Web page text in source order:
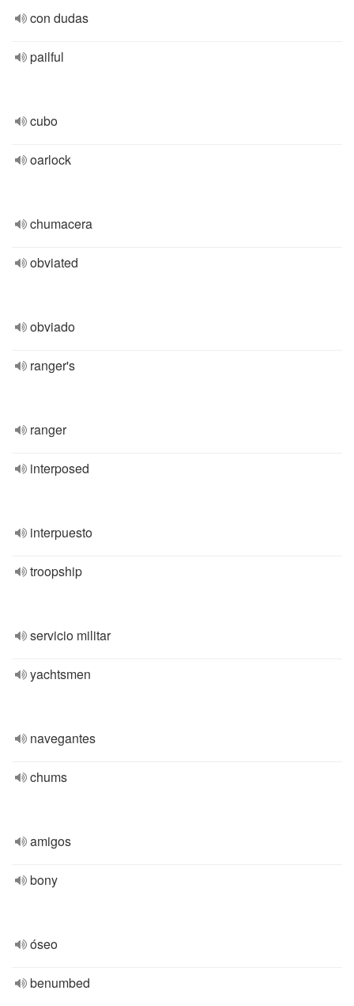
con dudas
pailful
cubo
oarlock
chumacera
obviated
obviado
ranger's
ranger
interposed
interpuesto
troopship
servicio militar
yachtsmen
navegantes
chums
amigos
bony
óseo
benumbed